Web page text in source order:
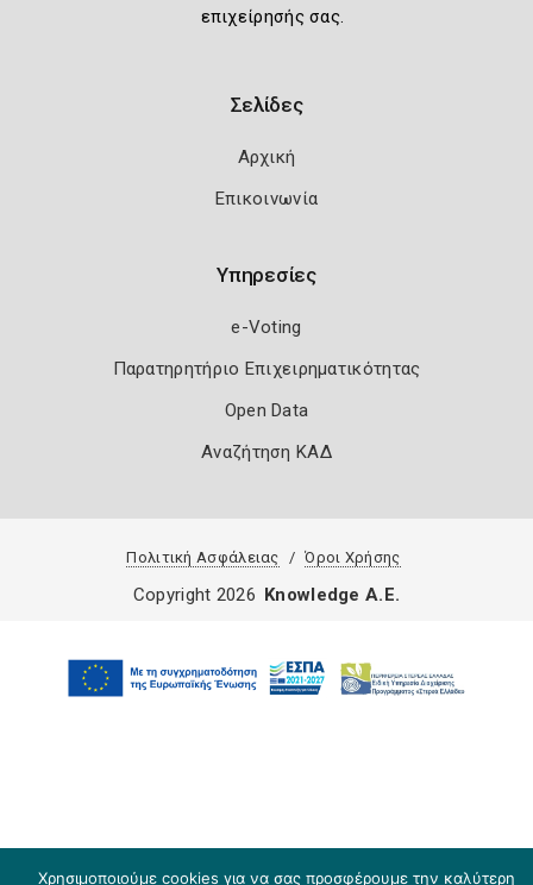
επιχείρησής σας.
Σελίδες
Αρχική
Επικοινωνία
Υπηρεσίες
e-Voting
Παρατηρητήριο Επιχειρηματικότητας
Open Data
Αναζήτηση ΚΑΔ
Πολιτική Ασφάλειας Όροι Χρήσης
Χρησιμοποιούμε cookies για να σας προσφέρουμε την καλύτερη
Copyright 2026 Knowledge A.E.